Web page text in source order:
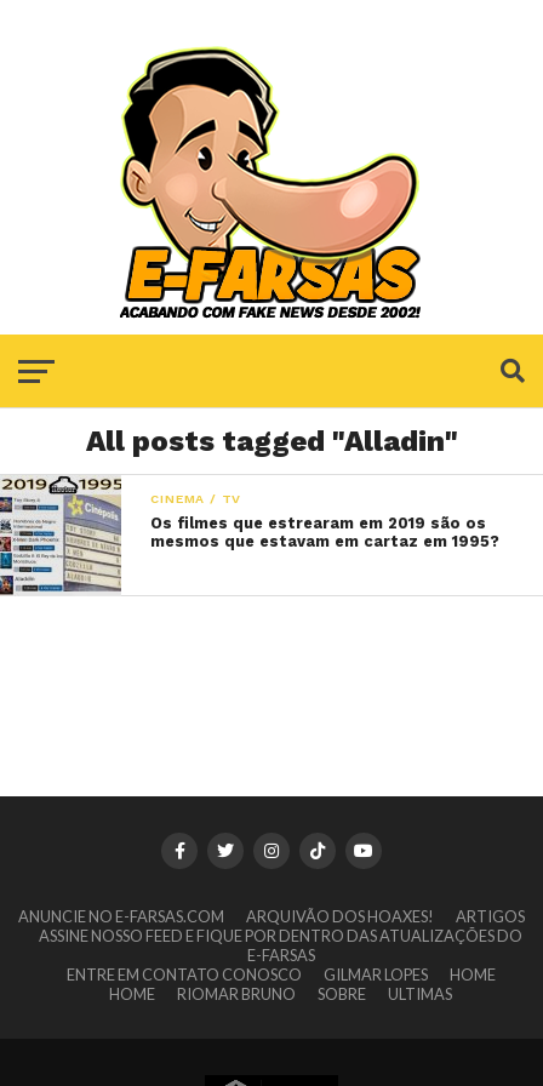
All posts tagged "Alladin"
CINEMA / TV
Os filmes que estrearam em 2019 são os
mesmos que estavam em cartaz em 1995?
ANUNCIE NO E-FARSAS.COM ARQUIVÃO DOS HOAXES!
ARTIGOS
ASSINE NOSSO FEED E FIQUE POR DENTRO DAS ATUALIZAÇÕES DO
E-FARSAS
ENTRE EM CONTATO CONOSCO
GILMAR LOPES
HOME
HOME
RIOMAR BRUNO SOBRE ULTIMAS